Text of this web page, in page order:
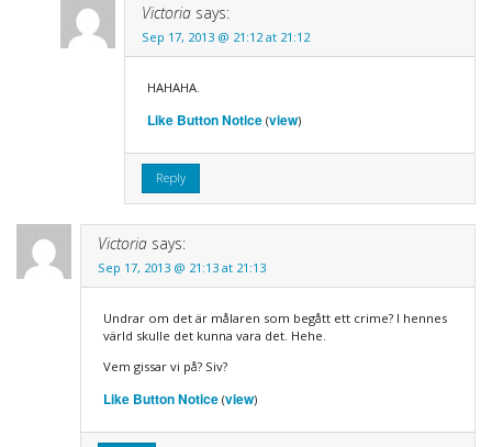
Victoria says:
Sep 17, 2013 @ 21:12 at 21:12
HAHAHA.
Like Button Notice(view)
Reply
Victoria says:
Sep 17, 2013 @ 21:13 at 21:13
Undrar om det är målaren som begått ett crime? I hennes
värld skulle det kunna vara det. Hehe.
Vem gissar vi på? Siv?
Like Button Notice(view)